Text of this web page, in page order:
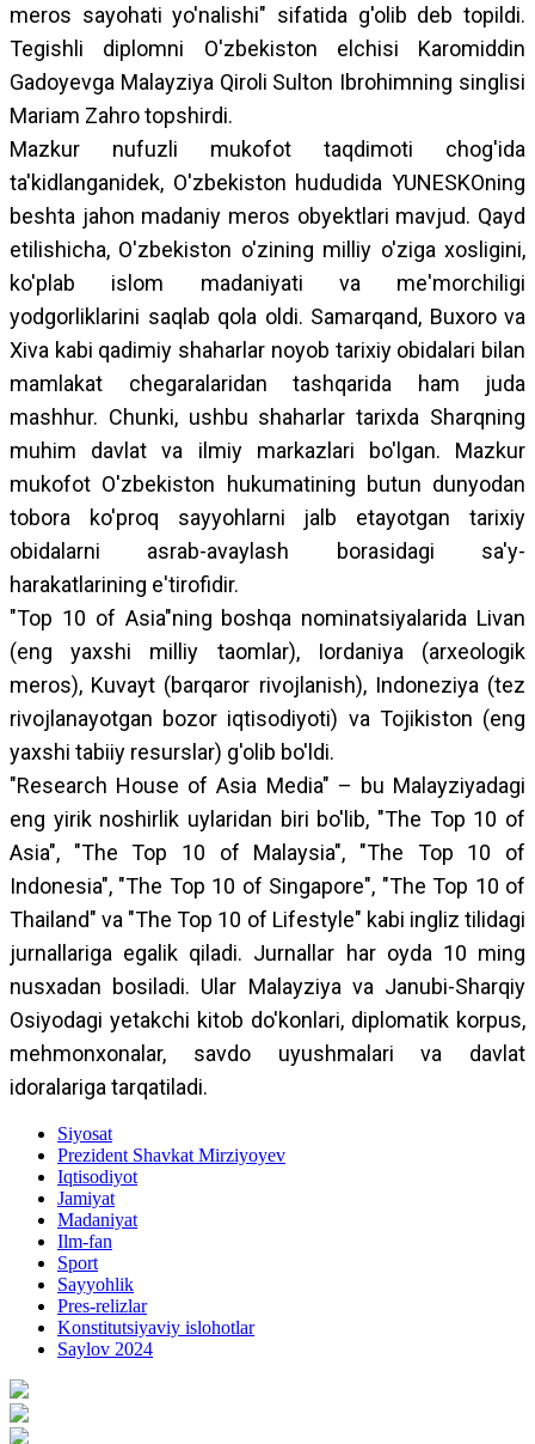
meros sayohati yo'nalishi" sifatida g'olib deb topildi.
Tegishli diplomni O'zbekiston elchisi Karomiddin
Gadoyevga Malayziya Qiroli Sulton Ibrohimning singlisi
Mariam Zahro topshirdi.
Mazkur nufuzli mukofot taqdimoti chog'ida
ta'kidlanganidek, O'zbekiston hududida YUNESKOning
beshta jahon madaniy meros obyektlari mavjud. Qayd
etilishicha, O'zbekiston o'zining milliy o'ziga xosligini,
ko'plab islom madaniyati va me'morchiligi
yodgorliklarini saqlab qola oldi. Samarqand, Buxoro va
Xiva kabi qadimiy shaharlar noyob tarixiy obidalari bilan
mamlakat chegaralaridan tashqarida ham juda
mashhur. Chunki, ushbu shaharlar tarixda Sharqning
muhim davlat va ilmiy markazlari bo'lgan. Mazkur
mukofot O'zbekiston hukumatining butun dunyodan
tobora ko'proq sayyohlarni jalb etayotgan tarixiy
obidalarni asrab-avaylash borasidagi sa'y-
harakatlarining e'tirofidir.
"Top 10 of Asia"ning boshqa nominatsiyalarida Livan
(eng yaxshi milliy taomlar), Iordaniya (arxeologik
meros), Kuvayt (barqaror rivojlanish), Indoneziya (tez
rivojlanayotgan bozor iqtisodiyoti) va Tojikiston (eng
yaxshi tabiiy resurslar) g'olib bo'ldi.
"Research House of Asia Media" – bu Malayziyadagi
eng yirik noshirlik uylaridan biri bo'lib, "The Top 10 of
Asia", "The Top 10 of Malaysia", "The Top 10 of
Indonesia", "The Top 10 of Singapore", "The Top 10 of
Thailand" va "The Top 10 of Lifestyle" kabi ingliz tilidagi
jurnallariga egalik qiladi. Jurnallar har oyda 10 ming
nusxadan bosiladi. Ular Malayziya va Janubi-Sharqiy
Osiyodagi yetakchi kitob do'konlari, diplomatik korpus,
mehmonxonalar, savdo uyushmalari va davlat
idoralariga tarqatiladi.
Siyosat
Prezident Shavkat Mirziyoyev
Iqtisodiyot
Jamiyat
Madaniyat
Ilm-fan
Sport
Sayyohlik
Pres-relizlar
Konstitutsiyaviy islohotlar
Saylov 2024